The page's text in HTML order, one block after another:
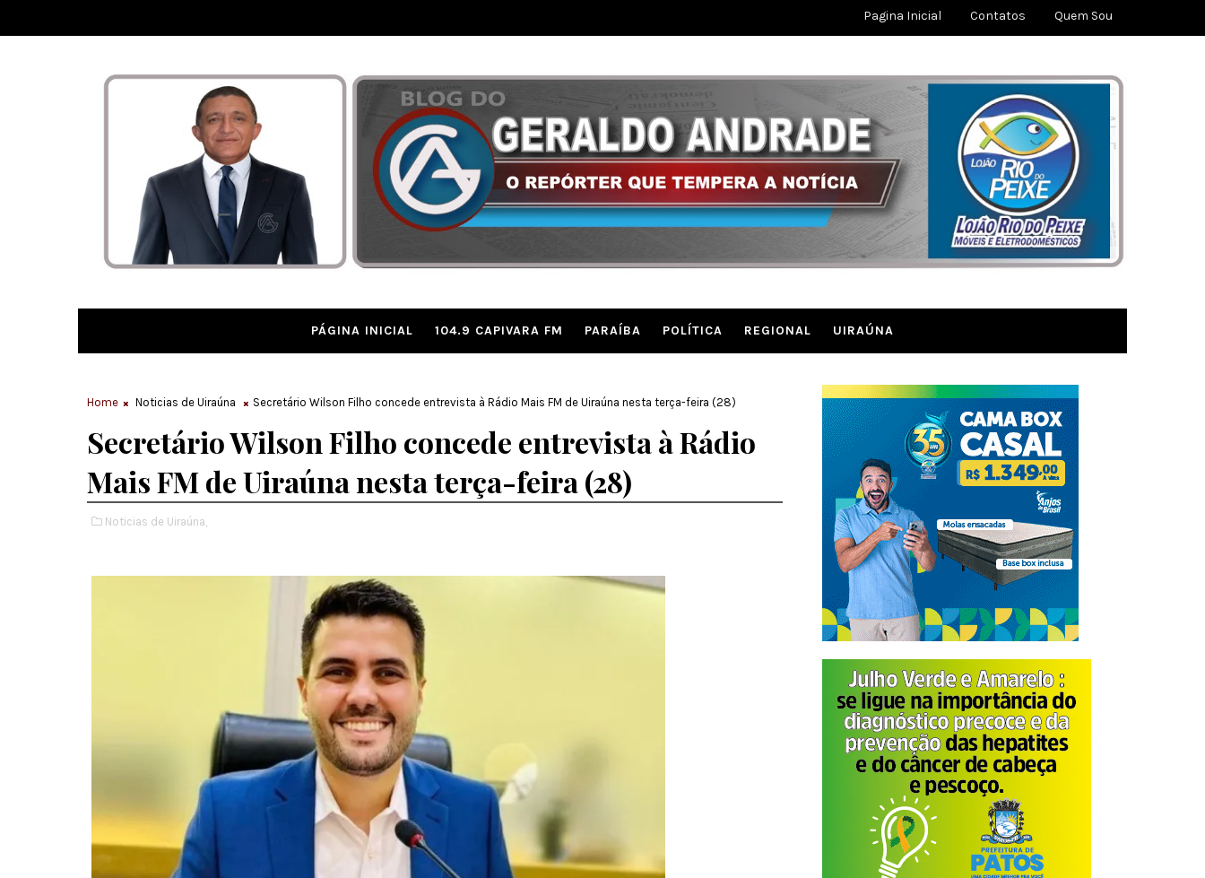
Pagina Inicial Contatos Quem Sou
PÁGINA INICIAL 104.9 CAPIVARA FM PARAÍBA POLÍTICA REGIONAL UIRAÚNA
Home Noticias de Uiraúna Secretário Wilson Filho concede entrevista à Rádio Mais FM de Uiraúna nesta terça-feira (28)
Secretário Wilson Filho concede entrevista à Rádio
Mais FM de Uiraúna nesta terça-feira (28)
Noticias de Uiraúna,